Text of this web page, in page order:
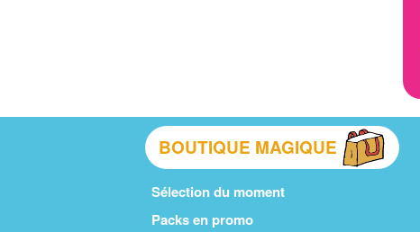
BOUTIQUE MAGIQUE
Sélection du moment
Packs en promo